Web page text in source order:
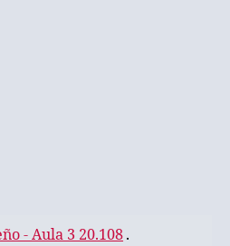
- Aula 3 20.108 .